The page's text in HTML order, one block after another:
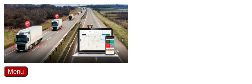
Skip
to
content
Menu